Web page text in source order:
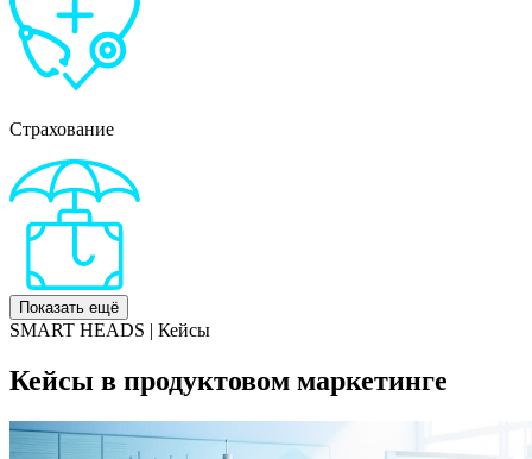
Страхование
Показать ещё
SMART HEADS | Кейсы
Кейсы в продуктовом маркетинге